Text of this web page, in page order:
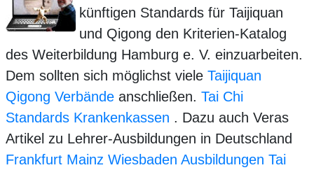
künftigen Standards für Taijiquan
und Qigong den Kriterien-Katalog
des Weiterbildung Hamburg e. V. einzuarbeiten.
Dem sollten sich möglichst viele Taijiquan
Qigong Verbände anschließen. Tai Chi
Standards Krankenkassen . Dazu auch Veras
Artikel zu Lehrer-Ausbildungen in Deutschland
Frankfurt Mainz Wiesbaden Ausbildungen Tai